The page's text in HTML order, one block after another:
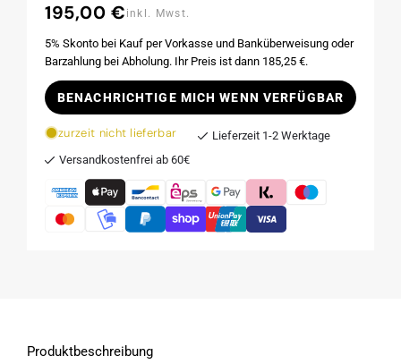
Normaler
195,00 € inkl. Mwst.
5% Skonto bei Kauf per Vorkasse und Banküberweisung oder
Barzahlung bei Abholung. Ihr Preis ist dann 185,25 €.
BENACHRICHTIGE MICH WENN VERFÜGBAR
zurzeit nicht lieferbar
Lieferzeit 1-2 Werktage
Versandkostenfrei ab 60€
Produktbeschreibung